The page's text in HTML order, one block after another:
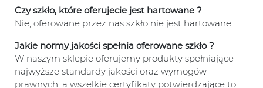
Czy szkło, które oferujecie jest hartowane ?
Nie, oferowane przez nas szkło nie jest hartowane.
Jakie normy jakości spełnia oferowane szkło ?
W naszym sklepie oferujemy produkty spełniające
najwyższe standardy jakości oraz wymogów
prawnych, a wszelkie certyfikaty potwierdzające to